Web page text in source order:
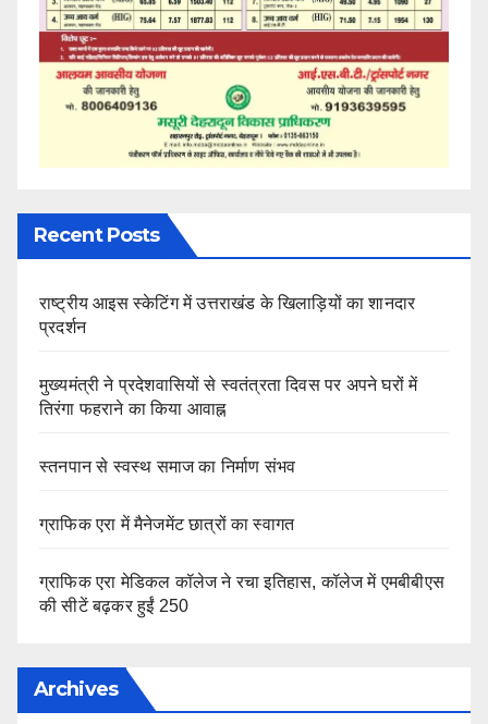
Recent Posts
राष्ट्रीय आइस स्केटिंग में उत्तराखंड के खिलाड़ियों का शानदार
प्रदर्शन
मुख्यमंत्री ने प्रदेशवासियों से स्वतंत्रता दिवस पर अपने घरों में
तिरंगा फहराने का किया आवाह्न
स्तनपान से स्वस्थ समाज का निर्माण संभव
ग्राफिक एरा में मैनेजमेंट छात्रों का स्वागत
ग्राफिक एरा मेडिकल कॉलेज ने रचा इतिहास, कॉलेज में एमबीबीएस
की सीटें बढ़कर हुईं 250
Archives